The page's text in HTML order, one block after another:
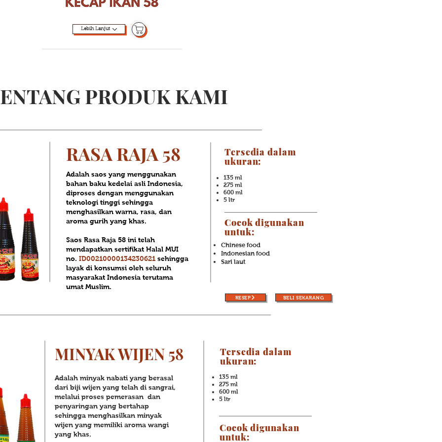
Lebih Lanjut
PRODUK KAMI
RASA RAJA 58
Adalah saos yang menggunakan
bahan baku kedelai asli Indonesia,
diproses dengan menggunakan
teknologi tinggi sehingga
menghasilkan warna, rasa, dan
aroma gurih yang khas.
Saos Rasa Raja 58 ini telah
mendapatkan sertifikat Halal MUI
no. ID00210000134230621 sehingga
layak di konsumsi oleh seluruh
masyarakat Indonesia terutama
umat Muslim.
Cocok digunakan
untuk:
Chinese food
Indonesian food
Sari laut
RESEP
Tersedia dalam
ukuran:
135 ml
275 ml
600 ml
5 ltr
BELI SEKARANG
MINYAK WIJEN 58
Adalah minyak nabati yang berasal
dari biji wijen yang telah di sangrai,
melalui proses pemerasan dan
penyaringan yang bertahap
sehingga menghasilkan minyak
wijen yang memiliki aroma wangi
yang khas.
Cocok digunakan
untuk:
Tersedia dalam
ukuran:
135 ml
275 ml
600 ml
5 ltr